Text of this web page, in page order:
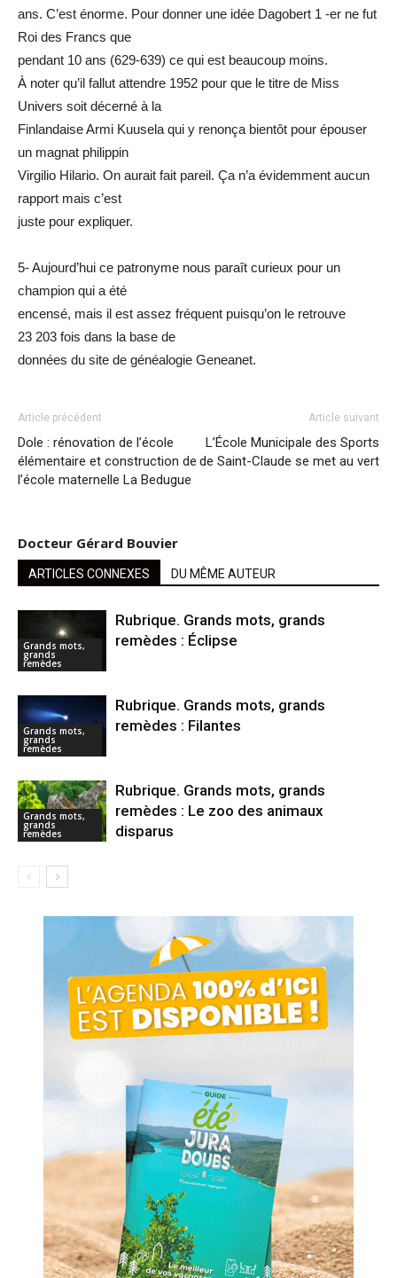
ans. C’est énorme. Pour donner une idée Dagobert 1 -er ne fut
Roi des Francs que
pendant 10 ans (629-639) ce qui est beaucoup moins.
À noter qu’il fallut attendre 1952 pour que le titre de Miss
Univers soit décerné à la
Finlandaise Armi Kuusela qui y renonça bientôt pour épouser
un magnat philippin
Virgilio Hilario. On aurait fait pareil. Ça n’a évidemment aucun
rapport mais c’est
juste pour expliquer.
5- Aujourd’hui ce patronyme nous paraît curieux pour un
champion qui a été
encensé, mais il est assez fréquent puisqu’on le retrouve
23 203 fois dans la base de
données du site de généalogie Geneanet.
Article précédent
Dole : rénovation de l’école
élémentaire et construction de
l’école maternelle La Bedugue
Article suivant
L’École Municipale des Sports
de Saint-Claude se met au vert
Docteur Gérard Bouvier
ARTICLES CONNEXES DU MÊME AUTEUR
Grands mots,
grands
remèdes
Rubrique. Grands mots, grands
remèdes : Éclipse
Grands mots,
grands
remèdes
Rubrique. Grands mots, grands
remèdes : Filantes
Grands mots,
grands
remèdes
Rubrique. Grands mots, grands
remèdes : Le zoo des animaux
disparus